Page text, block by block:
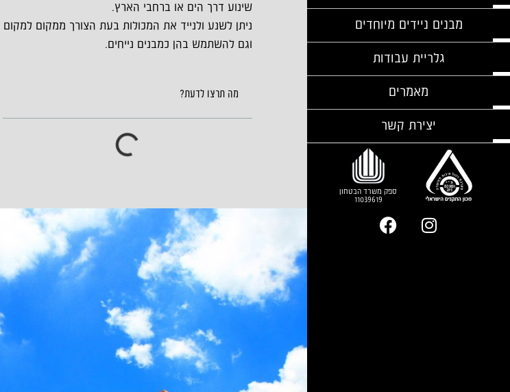
מבנים ניידים מיוחדים
גלריית עבודות
מאמרים
יצירת קשר
ספק משרד הבטחון
11039619
שינוע דרך הים או ברחבי הארץ.
ניתן לשנע ולנייד את המכולות בעת הצורך ממקום למקום
וגם להשתמש בהן כמבנים נייחים.
מה תרצו לדעת?